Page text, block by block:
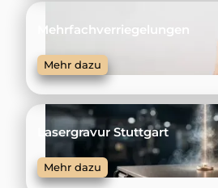
Mehrfachverriegelungen
Mehr dazu
Lasergravur Stuttgart
Mehr dazu